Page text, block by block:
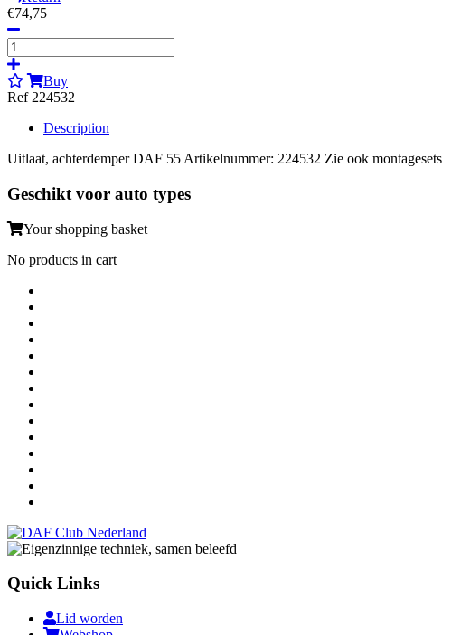
€74,75
Buy
Ref 224532
Description
Uitlaat, achterdemper DAF 55 Artikelnummer: 224532 Zie ook montagesets
Geschikt voor auto types
Your shopping basket
No products in cart
Quick Links
Lid worden